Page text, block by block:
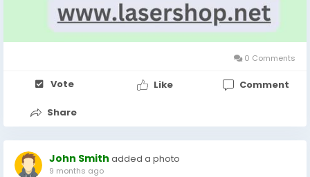
0 Comments
Vote Like Comment
Share
John Smith added a photo
9 months ago